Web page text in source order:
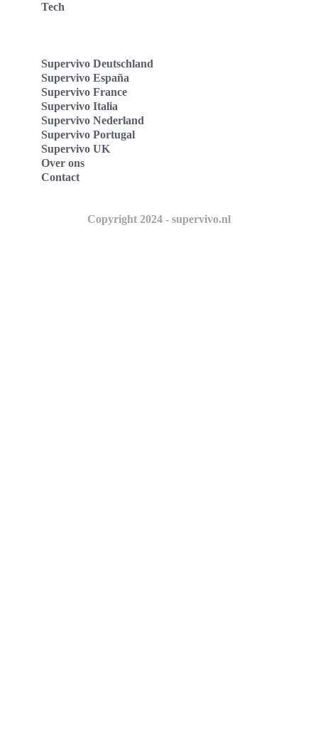
Tech
Supervivo Deutschland
Supervivo España
Supervivo France
Supervivo Italia
Supervivo Nederland
Supervivo Portugal
Supervivo UK
Over ons
Contact
Copyright 2024 - supervivo.nl